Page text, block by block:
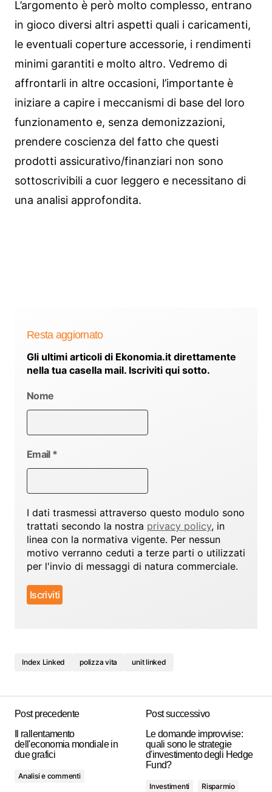
L’argomento è però molto complesso, entrano
in gioco diversi altri aspetti quali i caricamenti,
le eventuali coperture accessorie, i rendimenti
minimi garantiti e molto altro. Vedremo di
affrontarli in altre occasioni, l’importante è
iniziare a capire i meccanismi di base del loro
funzionamento e, senza demonizzazioni,
prendere coscienza del fatto che questi
prodotti assicurativo/finanziari non sono
sottoscrivibili a cuor leggero e necessitano di
una analisi approfondita.
Resta aggiornato
Gli ultimi articoli di Ekonomia.it direttamente
nella tua casella mail. Iscriviti qui sotto.
Nome
Email *
I dati trasmessi attraverso questo modulo sono
trattati secondo la nostra privacy policy, in
linea con la normativa vigente. Per nessun
motivo verranno ceduti a terze parti o utilizzati
per l'invio di messaggi di natura commerciale.
Index Linked polizza vita unit linked
Post precedente
Il rallentamento
dell'economia mondiale in
due grafici
Analisi e commenti
Post successivo
Le domande improvvise:
quali sono le strategie
d'investimento degli Hedge
Fund?
Investimenti
Risparmio